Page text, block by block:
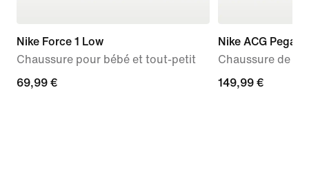
Nike Force 1 Low
Chaussure pour bébé et tout-petit
69,99 €
69,99 €
Nike ACG
Chaussure de
149,99 €
149,99 €